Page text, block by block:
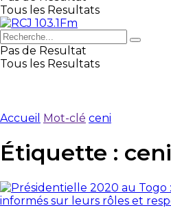
Tous les Resultats
Pas de Resultat
Tous les Resultats
Accueil Mot-clé ceni
Étiquette : ceni